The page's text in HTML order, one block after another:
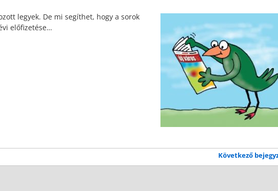
legyek. De mi segíthet, hogy a sorok
előfizetése…
Következő